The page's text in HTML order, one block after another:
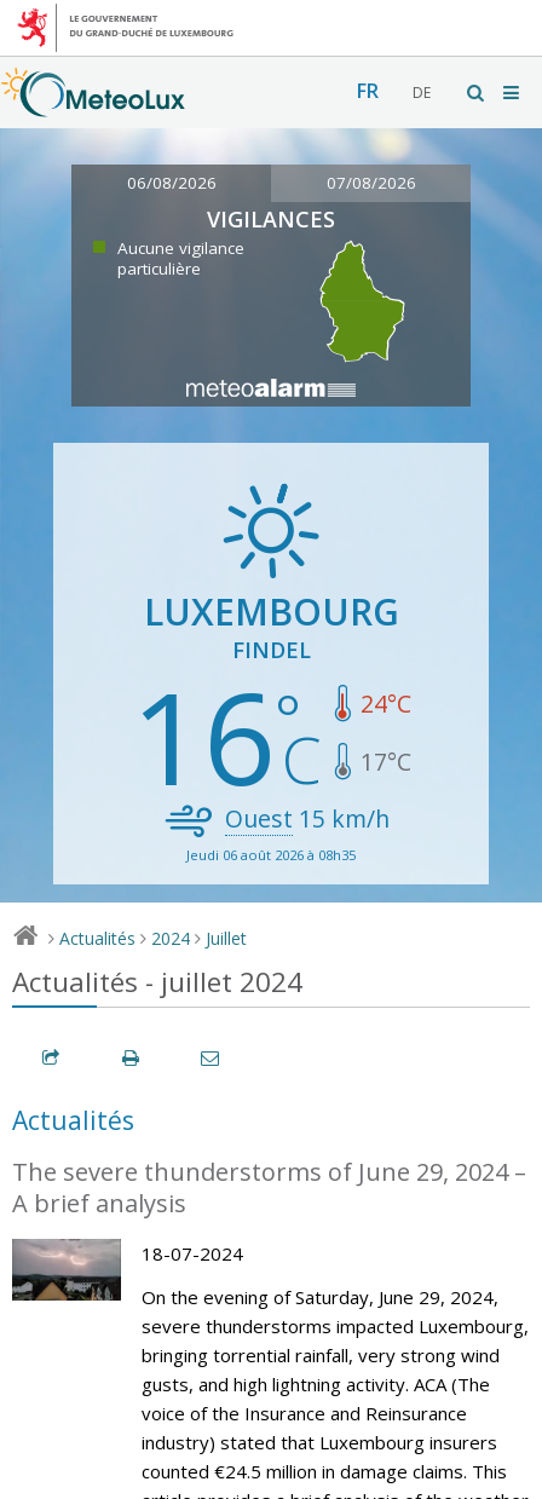
FR DE
06/08/2026 07/08/2026
VIGILANCES
Aucune vigilance
particulière
LUXEMBOURG
FINDEL
16 24°C
17°C
Ouest 15 km/h
Jeudi 06 août 2026 à 08h35
> Actualités > 2024 > Juillet
Actualités - juillet 2024
Actualités
The severe thunderstorms of June 29, 2024 –
A brief analysis
18-07-2024
On the evening of Saturday, June 29, 2024,
severe thunderstorms impacted Luxembourg,
bringing torrential rainfall, very strong wind
gusts, and high lightning activity. ACA (The
voice of the Insurance and Reinsurance
industry) stated that Luxembourg insurers
counted €24.5 million in damage claims. This